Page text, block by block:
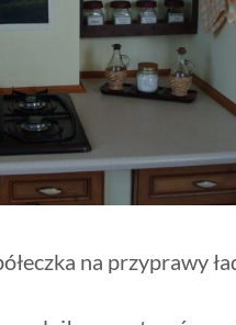
na przyprawy